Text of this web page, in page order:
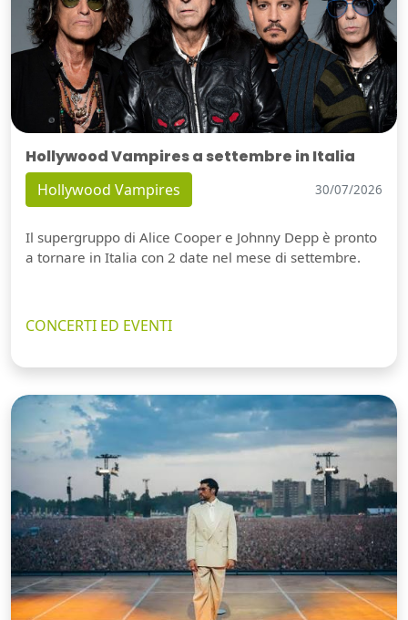
Hollywood Vampires a settembre in Italia
Hollywood Vampires 30/07/2026
Il supergruppo di Alice Cooper e Johnny Depp è pronto
a tornare in Italia con 2 date nel mese di settembre.
CONCERTI ED EVENTI